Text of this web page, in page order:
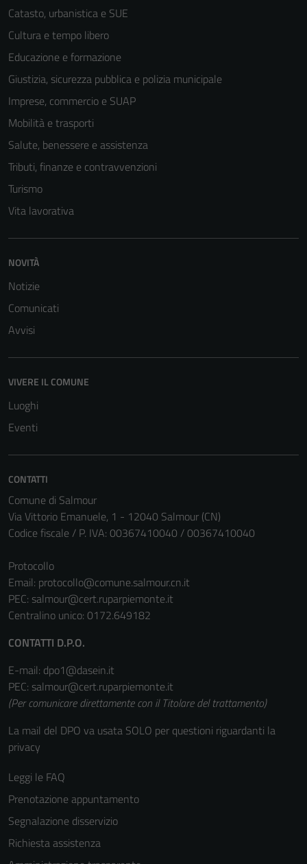
Catasto, urbanistica e SUE
Cultura e tempo libero
Educazione e formazione
Giustizia, sicurezza pubblica e polizia municipale
Imprese, commercio e SUAP
Mobilità e trasporti
Salute, benessere e assistenza
Tributi, finanze e contravvenzioni
Turismo
Vita lavorativa
NOVITÀ
Notizie
Comunicati
Avvisi
VIVERE IL COMUNE
Luoghi
Eventi
CONTATTI
Comune di Salmour
Via Vittorio Emanuele, 1 - 12040 Salmour (CN)
Codice fiscale / P. IVA: 00367410040 / 00367410040
Protocollo
Email: protocollo@comune.salmour.cn.it
PEC: salmour@cert.ruparpiemonte.it
Centralino unico: 0172.649182
CONTATTI D.P.O.
E-mail: dpo1@dasein.it
PEC: salmour@cert.ruparpiemonte.it
(Per comunicare direttamente con il Titolare del trattamento)
La mail del DPO va usata SOLO per questioni riguardanti la
privacy
Leggi le FAQ
Prenotazione appuntamento
Segnalazione disservizio
Richiesta assistenza
Tecnici
Questi cookie
sono necessari